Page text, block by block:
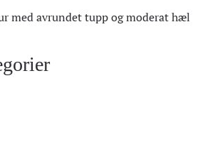
med avrundet tupp og moderat hæl